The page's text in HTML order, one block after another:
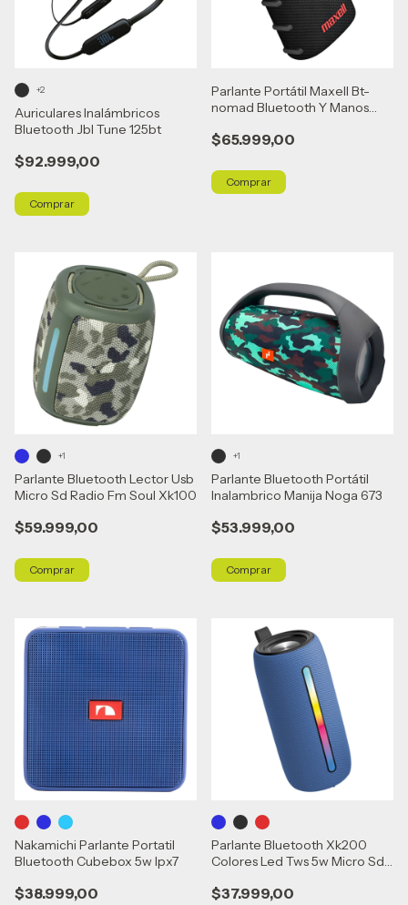
Auriculares Inalámbricos
Bluetooth Jbl Tune 125bt
$92.999,00
+2
Comprar
Parlante Portátil Maxell Bt-
nomad Bluetooth Y Manos
$65.999,00
Parlante Bluetooth Lector Usb
Micro Sd Radio Fm Soul Xk100
$59.999,00
+1
Comprar
Parlante Bluetooth Portátil
Inalambrico Manija Noga 673
$53.999,00
+1
Comprar
Nakamichi Parlante Portatil
Bluetooth Cubebox 5w Ipx7
$38.999,00
Parlante Bluetooth Xk200
Colores Led Tws 5w Micro Sd
$37.999,00